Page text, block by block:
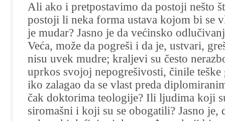
Ali ako i pretpostavimo da postoji nešto
postoji li neka forma ustava kojom bi se
je mudar? Jasno je da većinsko
Veća, može da pogreši i da je, ustvari,
nisu uvek mudre; kraljevi su često
uprkos svojoj nepogrešivosti, činile teške
iko zalagao da se vlast preda
čak doktorima teologije? Ili ljudima koji
siromašni i koji su se obogatili? Jasno je,